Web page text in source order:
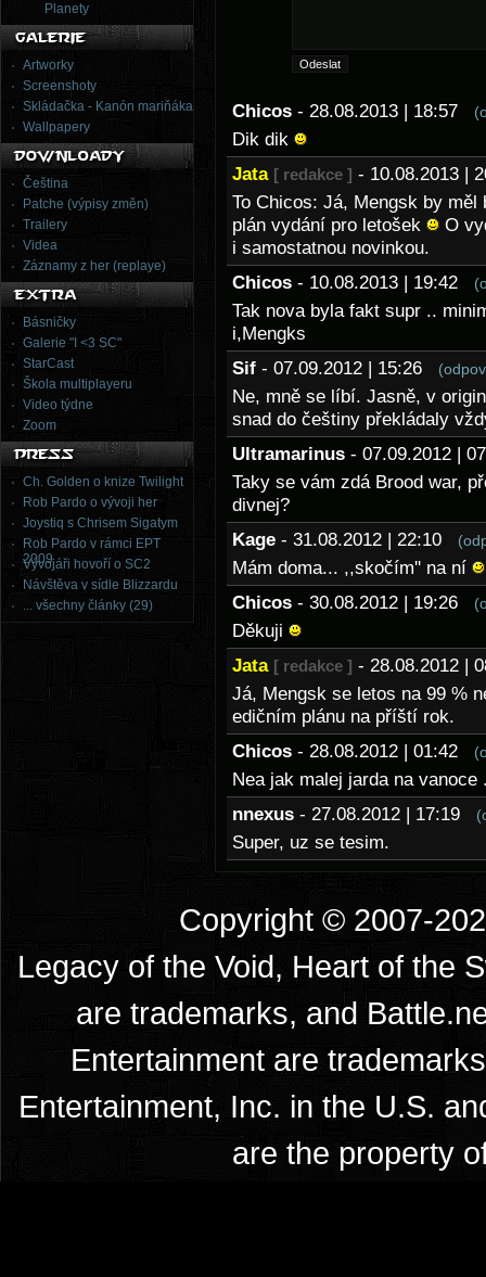
Planety
Artworky
Screenshoty
Skládačka - Kanón mariňáka
Wallpapery
Čeština
Patche (výpisy změn)
Trailery
Videa
Záznamy z her (replaye)
Básničky
Galerie "I <3 SC"
StarCast
Škola multiplayeru
Video týdne
Zoom
Ch. Golden o knize Twilight
Rob Pardo o vývoji her
Joystiq s Chrisem Sigatym
Rob Pardo v rámci EPT
2009
Vývojáři hovoří o SC2
Návštěva v sídle Blizzardu
... všechny články (29)
Chicos - 28.08.2013 | 18:57
Dik dik
Jata [ redakce ] - 10.08.2013 |
To Chicos: Já, Mengsk by
plán vydání pro letošek
O
i samostatnou novinkou.
Chicos - 10.08.2013 | 19:42
Tak nova byla fakt supr ..
i,Mengks
Sif - 07.09.2012 | 15:26
Ne, mně se líbí. Jasně, v
snad do češtiny překládaly
Ultramarinus - 07.09.2012 |
Taky se vám zdá Brood war,
divnej?
Kage - 31.08.2012 | 22:10
Mám doma... ,,skočím'' na ní
Chicos - 30.08.2012 | 19:26
Děkuji
Jata [ redakce ] - 28.08.2012 |
Já, Mengsk se letos na 99 %
edičním plánu na příští rok.
Chicos - 28.08.2012 | 01:42
Nea jak malej jarda na
nnexus - 27.08.2012 | 17:19
Super, uz se tesim.
Copyright © 2007-
Legacy of the Void, Heart of the
are trademarks, and
Entertainment are
Entertainment, Inc. in the U.S.
are the property